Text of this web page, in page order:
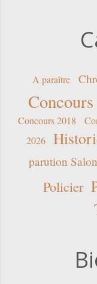
A paraître
Concours
Concours 2018
2026
parution
Policier